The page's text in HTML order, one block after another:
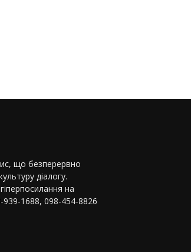
що безперервно
діалогу.
на
939-1688, 098-454-8826